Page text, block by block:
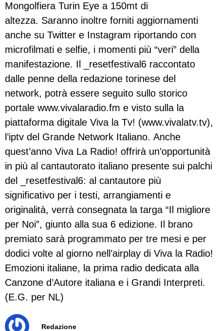
Mongolfiera Turin Eye a 150mt di
altezza. Saranno inoltre forniti aggiornamenti
anche su Twitter e Instagram riportando con
microfilmati e selfie, i momenti più “veri” della
manifestazione. Il _resetfestival6 raccontato
dalle penne della redazione torinese del
network, potrà essere seguito sullo storico
portale www.vivalaradio.fm e visto sulla la
piattaforma digitale Viva la Tv! (www.vivalatv.tv),
l’iptv del Grande Network Italiano. Anche
quest’anno Viva La Radio! offrirà un’opportunità
in più al cantautorato italiano presente sui palchi
del _resetfestival6: al cantautore più
significativo per i testi, arrangiamenti e
originalità, verrà consegnata la targa “Il migliore
per Noi”, giunto alla sua 6 edizione. Il brano
premiato sarà programmato per tre mesi e per
dodici volte al giorno nell’airplay di Viva la Radio!
Emozioni italiane, la prima radio dedicata alla
Canzone d’Autore italiana e i Grandi Interpreti.
(E.G. per NL)
Redazione